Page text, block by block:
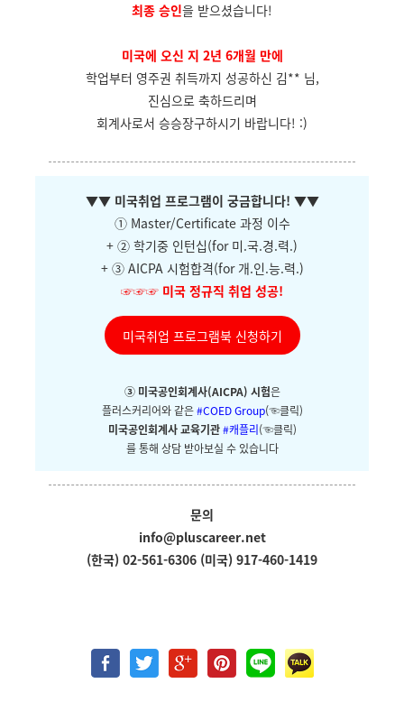
최종 승인을 받으셨습니다!
미국에 오신 지 2년 6개월 만에
학업부터 영주권 취득까지 성공하신 김** 님,
진심으로 축하드리며
회계사로서 승승장구하시기 바랍니다! :)
▼▼ 미국취업 프로그램이 궁금합니다! ▼▼
① Master/Certificate 과정 이수
+ ② 학기중 인턴십(for 미.국.경.력.)
+ ③ AICPA 시험합격(for 개.인.능.력.)
☞☞☞ 미국 정규직 취업 성공!
미국취업 프로그램북 신청하기
③ 미국공인회계사(AICPA) 시험은
플러스커리어와 같은#COED Group(☜클릭)
미국공인회계사 교육기관#캐플리(☜클릭)
를 통해 상담 받아보실 수 있습니다
문의
info@pluscareer.net
(한국) 02-561-6306 (미국) 917-460-1419